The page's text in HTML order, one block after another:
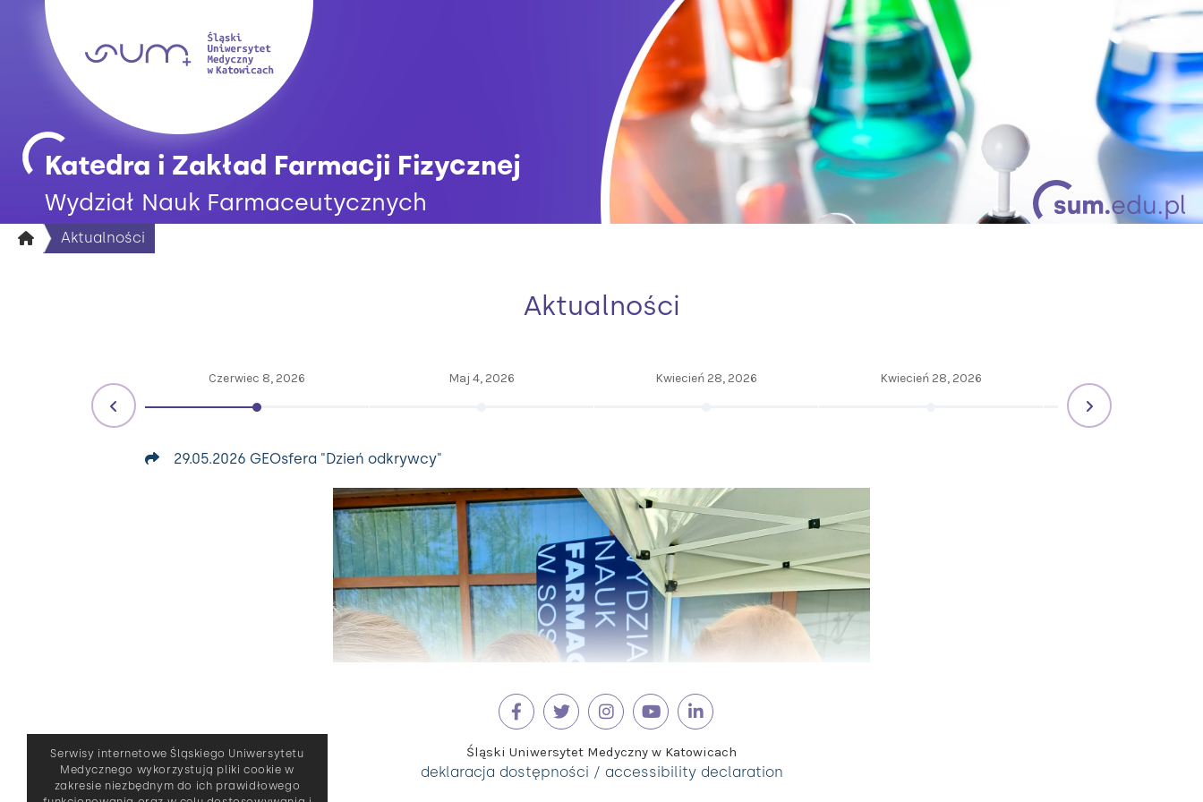
Katedra i Zakład Farmacji Fizycznej
Wydział Nauk Farmaceutycznych
Aktualności
Aktualności
Czerwiec 8, 2026 Maj 4, 2026 Kwiecień 28, 2026 Kwiecień 28, 2026
29.05.2026 GEOsfera "Dzień odkrywcy"
Śląski Uniwersytet Medyczny w Katowicach
deklaracja dostępności / accessibility declaration
Serwisy internetowe Śląskiego Uniwersytetu
Medycznego wykorzystują pliki cookie w
zakresie niezbędnym do ich prawidłowego